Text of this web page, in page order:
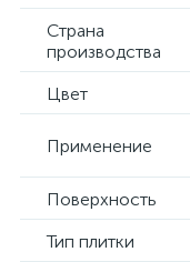
Страна
производства
Цвет
Применение
Поверхность
Тип плитки